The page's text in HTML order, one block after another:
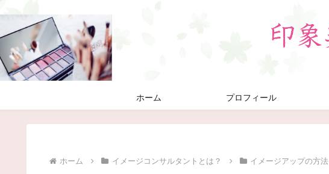
ホーム プロフィール
ホーム イメージコンサルタントとは？ イメージアップの方法